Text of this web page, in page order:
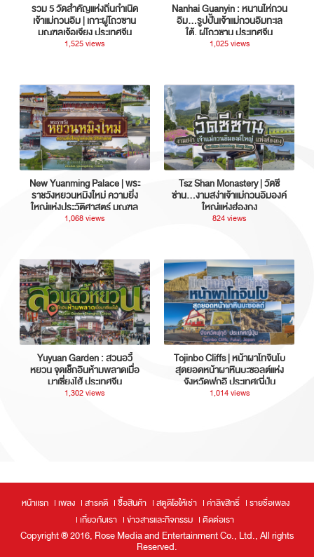
รวม 5 วัดสำคัญแห่งถิ่นกำเนิด
เจ้าแม่กวนอิม | เกาะผู่โถวซาน
มณฑลเจ้อเจียง ประเทศจีน
1,525 views
Nanhai Guanyin : หนานไห่กวน
อิม...รูปปั้นเจ้าแม่กวนอิมทะเล
ใต้, ผู่โถวซาน ประเทศจีน
1,025 views
New Yuanming Palace | พระ
ราชวังหยวนหมิงใหม่ ความยิ่ง
ใหญ่แห่งประวัติศาสตร์ มณฑล
กวางตุ้ง ประเทศจีน
1,068 views
Tsz Shan Monastery | วัดซี
ซ่าน…งามสง่าเจ้าแม่กวนอิมองค์
ใหญ่แห่งฮ่องกง
824 views
Yuyuan Garden : สวนอวี้
หยวน จุดเช็กอินห้ามพลาดเมื่อ
มาเซี่ยงไฮ้ ประเทศจีน
1,302 views
Tojinbo Cliffs | หน้าผาโทจินโบ
สุดยอดหน้าผาหินบะซอลต์แห่ง
จังหวัดฟุกุอิ ประเทศญี่ปุ่น
1,014 views
หน้าแรก เพลง สารคดี ซื้อสินค้า สตูดิโอให้เช่า ค่าลิขสิทธิ์
รายชื่อเพลง
เกี่ยวกับเรา
ข่าวสารและกิจกรรม ติดต่อเรา
Copyright ® 2016, Rose Media and Entertainment Co., Ltd., All rights
Reserved.